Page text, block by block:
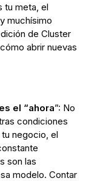
tu meta, el
muchísimo
de Cluster
abrir nuevas
el “ahora”: No
condiciones
negocio, el
son las
modelo. Contar